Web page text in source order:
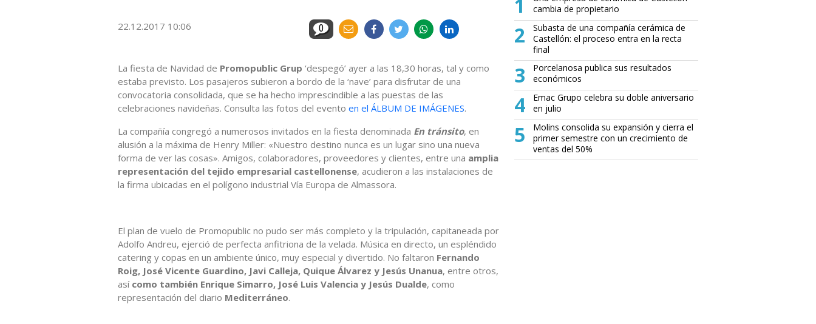
22.12.2017 10:06 0
La fiesta de Navidad de Promopublic Grup ‘despegó’ ayer a las 18,30 horas, tal y como
estaba previsto. Los pasajeros subieron a bordo de la ‘nave’ para disfrutar de una
convocatoria consolidada, que se ha hecho imprescindible a las puestas de las
celebraciones navideñas. Consulta las fotos del evento en el ÁLBUM DE IMÁGENES.
La compañía congregó a numerosos invitados en la fiesta denominada En tránsito, en
alusión a la máxima de Henry Miller: «Nuestro destino nunca es un lugar sino una nueva
forma de ver las cosas». Amigos, colaboradores, proveedores y clientes, entre una amplia
representación del tejido empresarial castellonense, acudieron a las instalaciones de
la firma ubicadas en el polígono industrial Vía Europa de Almassora.
El plan de vuelo de Promopublic no pudo ser más completo y la tripulación, capitaneada por
Adolfo Andreu, ejerció de perfecta anfitriona de la velada. Música en directo, un espléndido
catering y copas en un ambiente único, muy especial y divertido. No faltaron Fernando
Roig, José Vicente Guardino, Javi Calleja, Quique Álvarez y Jesús Unanua, entre otros,
así como también Enrique Simarro, José Luis Valencia y Jesús Dualde, como
representación del diario Mediterráneo.
cambia de propietario
2
Subasta de una compañía cerámica de
Castellón: el proceso entra en la recta
final
3
Porcelanosa publica sus resultados
económicos
4
Emac Grupo celebra su doble aniversario
en julio
5
Molins consolida su expansión y cierra el
primer semestre con un crecimiento de
ventas del 50%